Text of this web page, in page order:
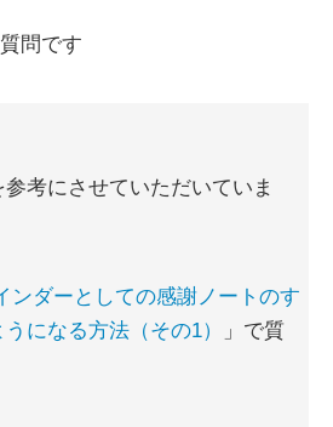
問です
考にさせていただいていま
ンダーとしての感謝ノートのす
になる方法（その1）
」で質